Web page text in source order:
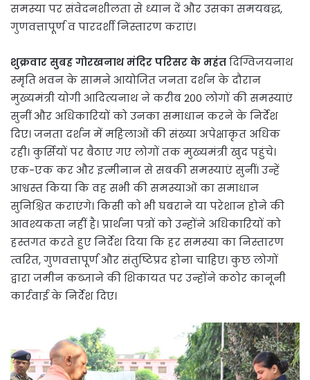
समस्या पर संवेदनशीलता से ध्यान दें और उसका समयबद्ध,
गुणवत्तापूर्ण व पारदर्शी निस्तारण कराएं।
शुक्रवार सुबह गोरखनाथ मंदिर परिसर के महंतदिग्विजयनाथ
स्मृति भवन के सामने आयोजित जनता दर्शन के दौरान
मुख्यमंत्री योगी आदित्यनाथ ने करीब 200 लोगों की समस्याएं
सुनीं और अधिकारियों को उनका समाधान करने के निर्देश
दिए। जनता दर्शन में महिलाओं की संख्या अपेक्षाकृत अधिक
रही। कुर्सियों पर बैठाए गए लोगों तक मुख्यमंत्री खुद पहुंचे।
एक-एक कर और इत्मीनान से सबकी समस्याएं सुनीं। उन्हें
आश्वस्त किया कि वह सभी की समस्याओं का समाधान
सुनिश्चित कराएंगे। किसी को भी घबराने या परेशान होने की
आवश्यकता नहीं है। प्रार्थना पत्रों को उन्होंने अधिकारियों को
हस्तगत करते हुए निर्देश दिया कि हर समस्या का निस्तारण
त्वरित, गुणवत्तापूर्ण और संतुष्टिप्रद होना चाहिए। कुछ लोगों
द्वारा जमीन कब्जाने की शिकायत पर उन्होंने कठोर कानूनी
कार्रवाई के निर्देश दिए।